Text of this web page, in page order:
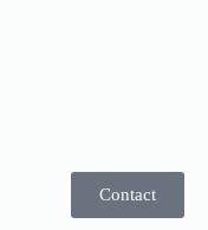
Contact